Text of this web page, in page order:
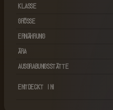
KLASSE
GRÖSSE
ERNÄHRUNG
ÄRA
AUSGRABUNGSSTÄTTE
ENTDECKT IN